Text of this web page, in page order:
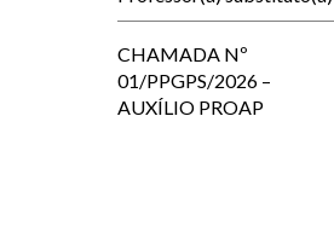
CHAMADA Nº
01/PPGPS/2026 –
AUXÍLIO PROAP